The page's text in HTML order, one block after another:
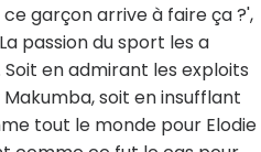
garçon arrive à faire ça ?',
passion du sport les a
en admirant les exploits
soit en insufflant
tout le monde pour Elodie